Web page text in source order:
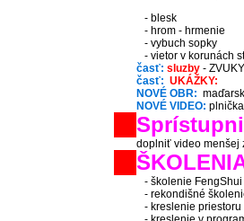
- blesk
- hrom - hrmenie
- vybuch sopky
- vietor v korunách
časť: sluzby -
časť: UKÁŽKY:
NOVÉ OBR:
NOVÉ VIDEO:
doplniť video menšej
- školenie FengShui
- rekondišné
- kreslenie priestoru